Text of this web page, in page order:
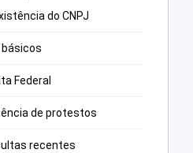
do CNPJ
Federal
de protestos
recentes